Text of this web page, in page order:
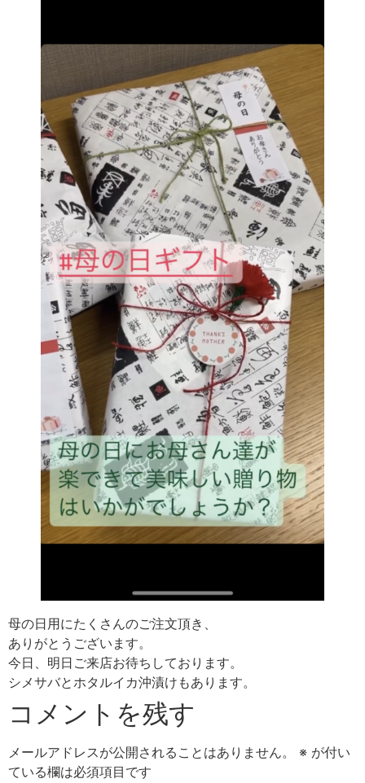
母の日用にたくさんのご注文頂き、
ありがとうございます。
今日、明日ご来店お待ちしております。
シメサバとホタルイカ沖漬けもあります。
コメントを残す
メールアドレスが公開されることはありません。 ※ が付い
ている欄は必須項目です